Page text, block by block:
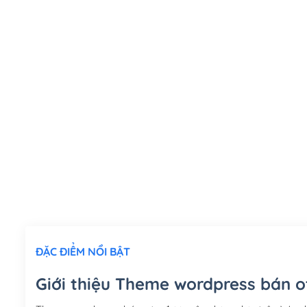
ĐẶC ĐIỂM NỔI BẬT
Giới thiệu Theme wordpress bán